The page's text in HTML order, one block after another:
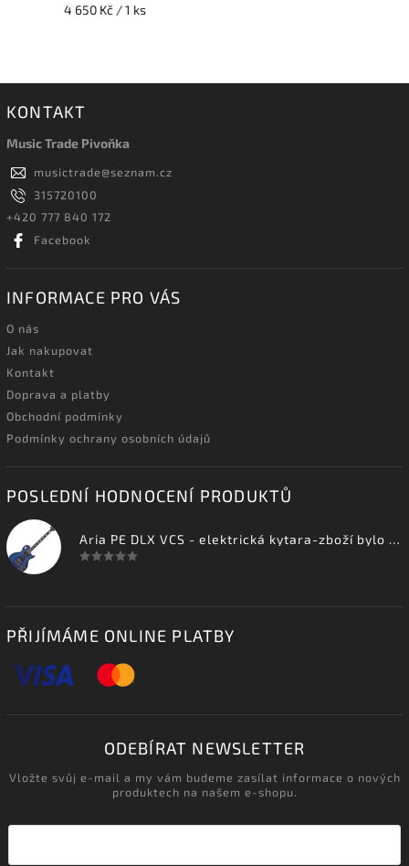
4 650 Kč / 1 ks
KONTAKT
Music Trade Pivoňka
musictrade@seznam.cz
315720100
+420 777 840 172
Facebook
INFORMACE PRO VÁS
O nás
Jak nakupovat
Kontakt
Doprava a platby
Obchodní podmínky
Podmínky ochrany osobních údajů
POSLEDNÍ HODNOCENÍ PRODUKTŮ
Aria PE DLX VCS - elektrická kytara-zboží bylo vystaveno na prodejně
PŘIJÍMÁME ONLINE PLATBY
ODEBÍRAT NEWSLETTER
Vložte svůj e-mail a my vám budeme zasílat informace o nových
produktech na našem e-shopu.